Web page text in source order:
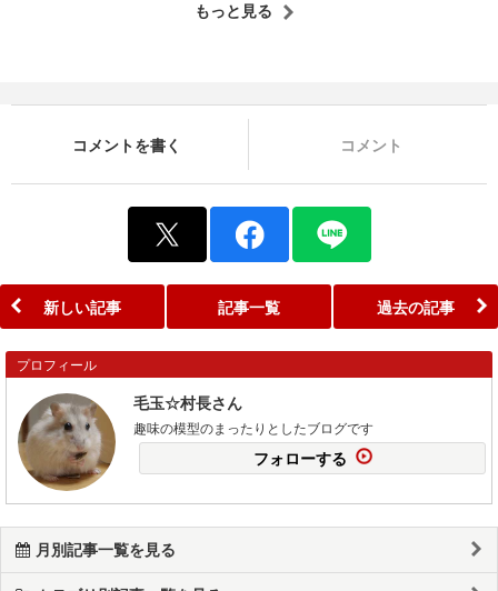
もっと見る
コメントを書く コメント
新しい記事 記事一覧 過去の記事
プロフィール
毛玉☆村長さん
趣味の模型のまったりとしたブログです
フォローする
月別記事一覧を見る